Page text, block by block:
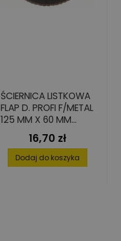
ŚCIERNICA LISTKOWA
FLAP D. PROFI F/METAL
125 MM X 60 MM
WYGIĘTACena
16,70 zł
Dodaj do koszyka